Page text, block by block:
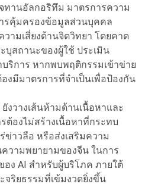
ทานอัลกอริทึม มาตรการความ
รคุ้มครองข้อมูลส่วนบุคคล
ามเสี่ยงด้านจิตวิทยา โดยคาด
บุสถานะของผู้ใช้ ประเมิน
ริการ หากพบพฤติกรรมเข้าข่าย
งมีมาตรการที่จำเป็นเพื่อป้องกัน
งวางเส้นห้ามด้านเนื้อหาและ
ต้องไม่สร้างเนื้อหาที่กระทบ
ข่าวลือ หรือส่งเสริมความ
วามพยายามของจีน ในการ
ง AI สำหรับผู้บริโภค ภายใต้
ริยธรรมที่เข้มงวดยิ่งขึ้น